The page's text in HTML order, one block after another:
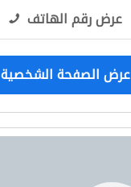
عرض رقم الهاتف
عرض الصفحة الشخصية